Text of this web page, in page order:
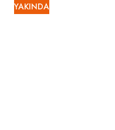
YAKINDA